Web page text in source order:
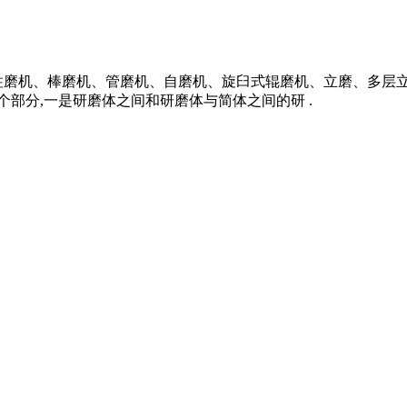
机、棒磨机、管磨机、自磨机、旋臼式辊磨机、立磨、多
部分,一是研磨体之间和研磨体与简体之间的研 .